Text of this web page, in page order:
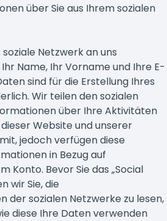
über Sie aus Ihrem sozialen
Netzwerk an uns
Name, Ihr Vorname und Ihre E-
sind für die Erstellung Ihres
Wir teilen den sozialen
über Ihre Aktivitäten
Website und unserer
jedoch verfügen diese
in Bezug auf
Konto. Bevor Sie das „Social
wir Sie, die
der sozialen Netzwerke zu lesen,
diese Ihre Daten verwenden